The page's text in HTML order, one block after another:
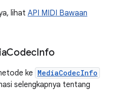
lihat API MIDI Bawaan
CodecInfo
ke MediaCodecInfo
selengkapnya tentang